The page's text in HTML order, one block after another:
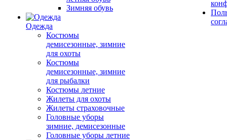
Зимняя обувь
Одежда
Костюмы
демисезонные, зимние
для охоты
Костюмы
демисезонные, зимние
для рыбалки
Костюмы летние
Жилеты для охоты
Жилеты страховочные
Головные уборы
зимние, демисезонные
Головные уборы летние